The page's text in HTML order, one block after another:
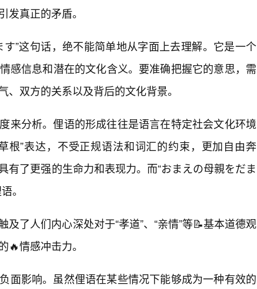
发真正的矛盾。
”这句话，绝不能简单地从字面上去理解。它是一个
感信息和潜在的文化含义。要准确把握它的意思，需
双方的关系以及背后的文化背景。
来分析。俚语的形成往往是语言在特定社会文化环境
根”表达，不受正规语法和词汇的约束，更加自由奔
有了更强的生命力和表现力。而“おまえの母親をだま
。
及了人们内心深处对于“孝道”、“亲情”等📝基本道德观
🔥情感冲击力。
面影响。虽然俚语在某些情况下能够成为一种有效的